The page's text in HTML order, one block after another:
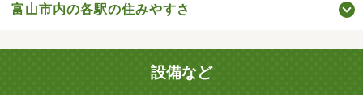
富山市内の各駅の住みやすさ
設備など